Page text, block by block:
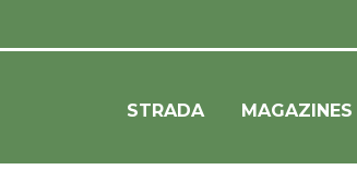
STRADA MAGAZINES